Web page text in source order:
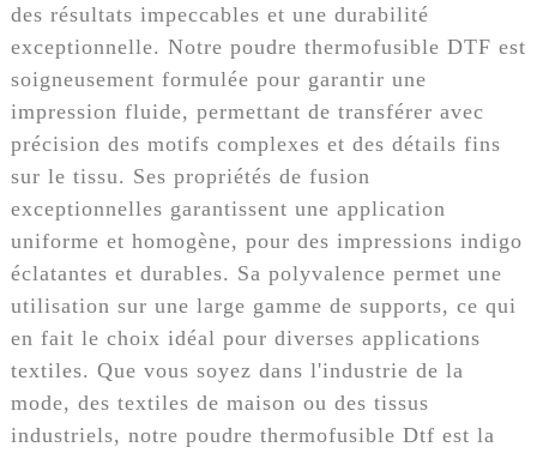
des résultats impeccables et une durabilité
exceptionnelle. Notre poudre thermofusible DTF est
soigneusement formulée pour garantir une
impression fluide, permettant de transférer avec
précision des motifs complexes et des détails fins
sur le tissu. Ses propriétés de fusion
exceptionnelles garantissent une application
uniforme et homogène, pour des impressions indigo
éclatantes et durables. Sa polyvalence permet une
utilisation sur une large gamme de supports, ce qui
en fait le choix idéal pour diverses applications
textiles. Que vous soyez dans l'industrie de la
mode, des textiles de maison ou des tissus
industriels, notre poudre thermofusible Dtf est la